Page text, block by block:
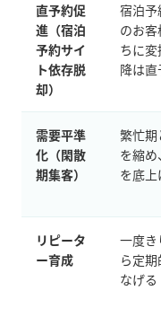
直予約促
進（宿泊
予約サイ
ト依存脱
却）
宿泊予
のお
ちに
降は
需要平準
化（閑散
期集客）
繁忙
を縮
を底上
リピータ
ー育成
一度
ら定
なげる